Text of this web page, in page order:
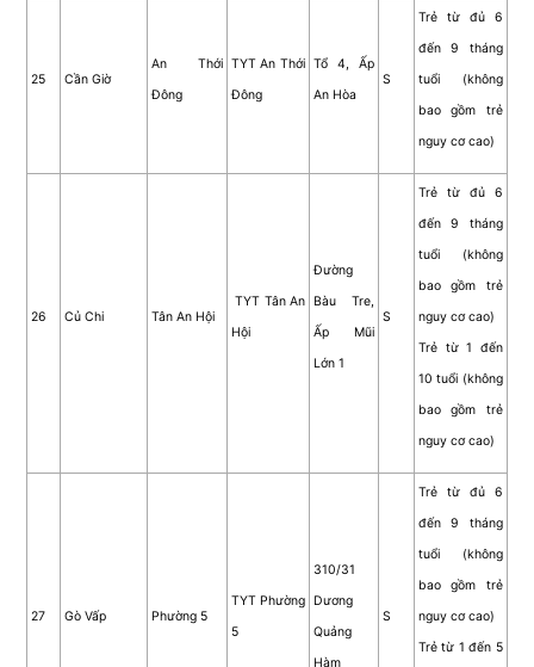
25 Cần Giờ
An Thới
Đông
TYT An Thới
Đông
Tổ 4, Ấp
An Hòa
S
Trẻ từ đủ 6
đến 9 tháng
tuổi (không
bao gồm trẻ
nguy cơ cao)
26 Củ Chi Tân An Hội
TYT Tân An
Hội
Đường
Bàu Tre,
Ấp Mũi
Lớn 1
S
Trẻ từ đủ 6
đến 9 tháng
tuổi (không
bao gồm trẻ
nguy cơ cao)
Trẻ từ 1 đến
10 tuổi (không
bao gồm trẻ
nguy cơ cao)
27 Gò Vấp Phường 5
TYT Phường
5
310/31
Dương
Quảng
Hàm
S
Trẻ từ đủ 6
đến 9 tháng
tuổi (không
bao gồm trẻ
nguy cơ cao)
Trẻ từ 1 đến 5